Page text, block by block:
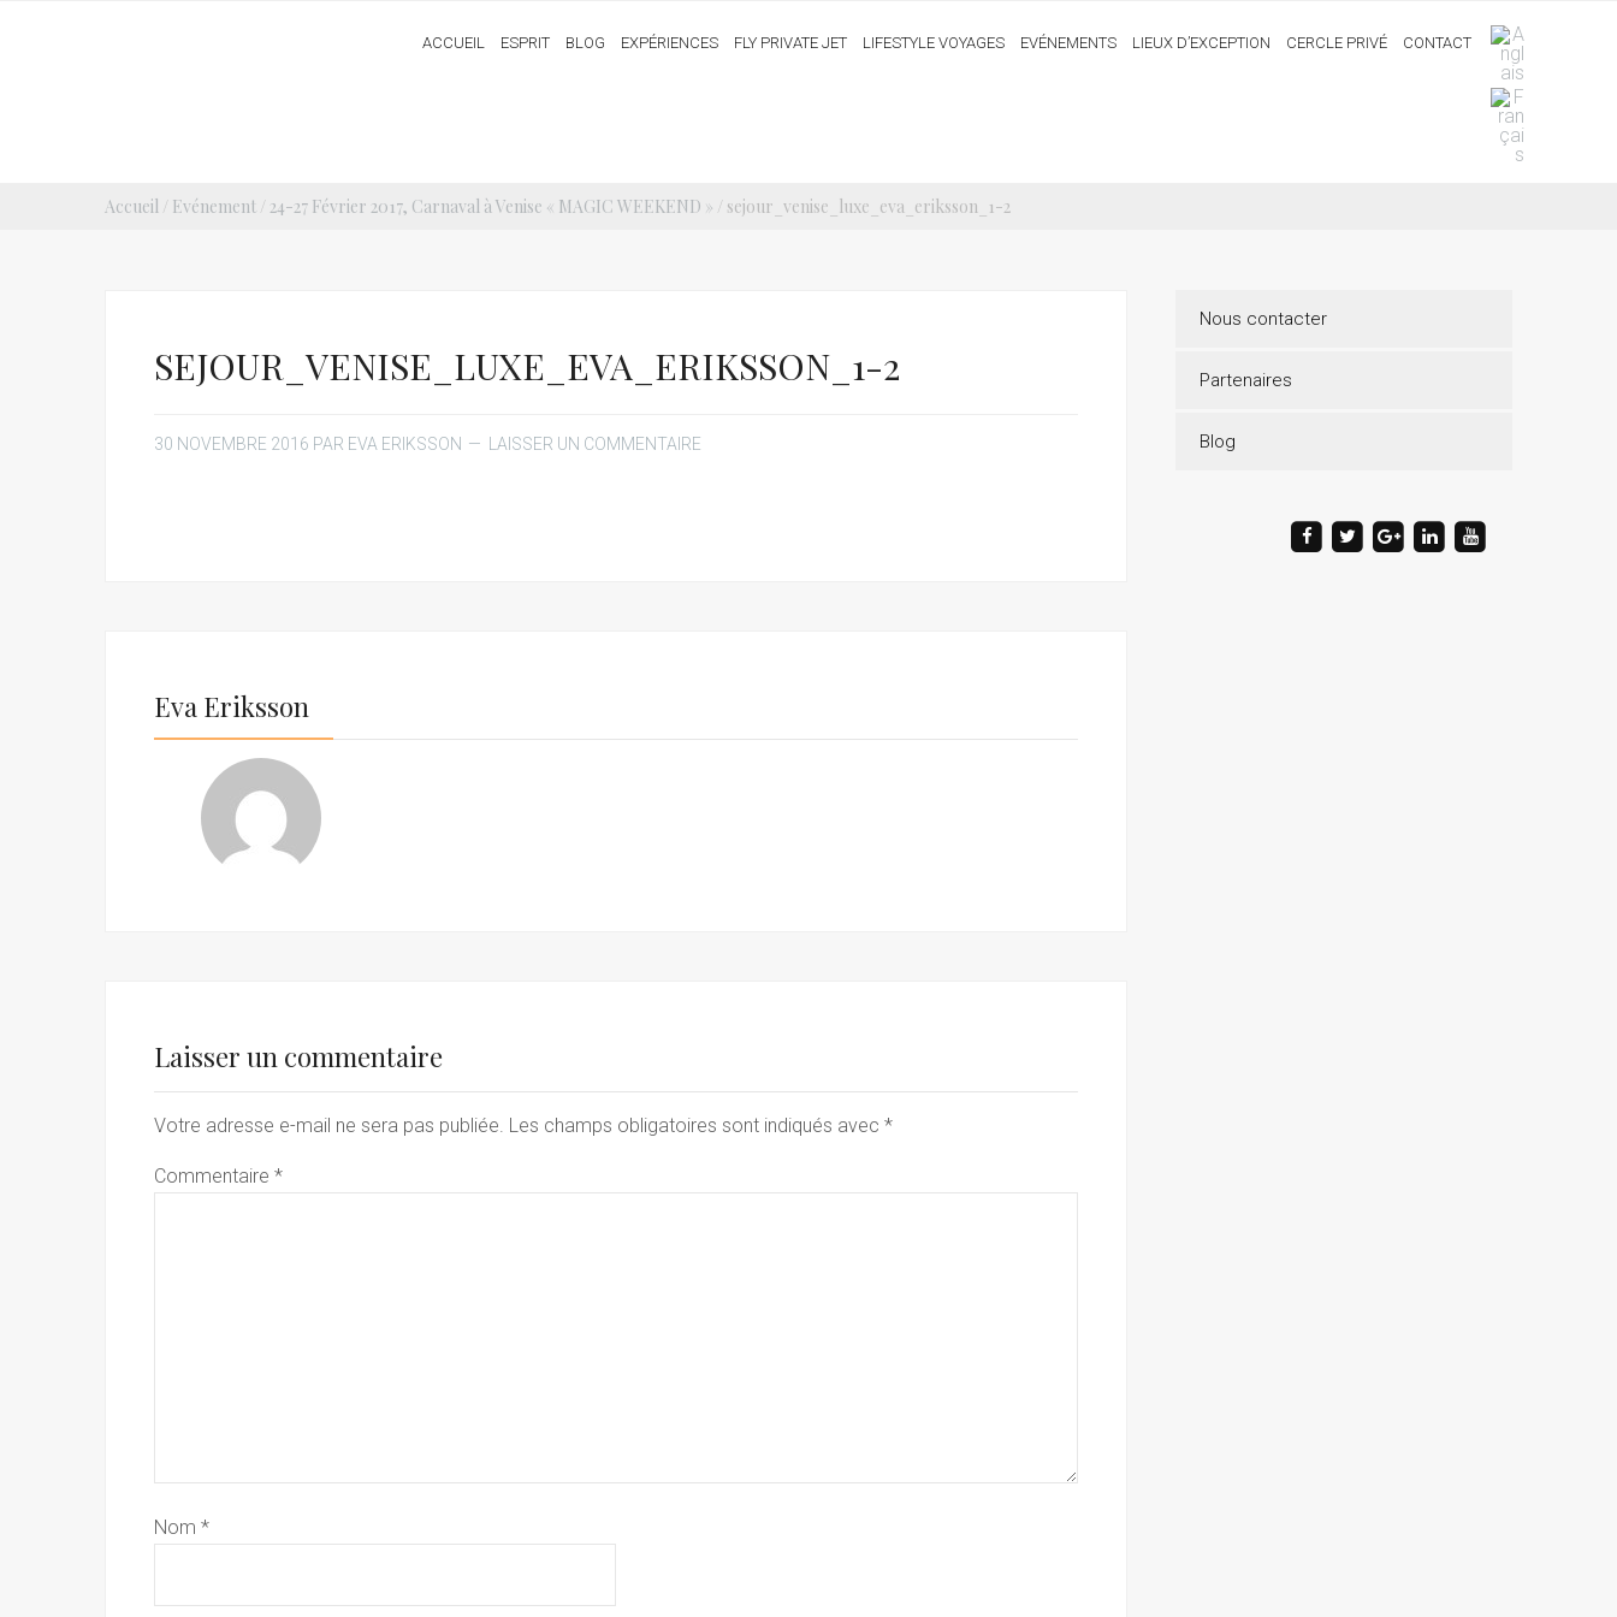
ACCUEIL ESPRIT BLOG EXPÉRIENCES FLY PRIVATE JET LIFESTYLE VOYAGES EVÉNEMENTS LIEUX D’EXCEPTION CERCLE PRIVÉ CONTACT
Accueil / Evénement /24-27 Février 2017, Carnaval à Venise « MAGIC WEEKEND » / sejour_venise_luxe_eva_eriksson_1-2
SEJOUR_VENISE_LUXE_EVA_ERIKSSON_1-2
30 NOVEMBRE 2016 PAR EVA ERIKSSON LAISSER UN COMMENTAIRE
Eva Eriksson
Laisser un commentaire
Votre adresse e-mail ne sera pas publiée. Les champs obligatoires sont indiqués avec *
Commentaire *
Nom *
Nous contacter
Partenaires
Blog